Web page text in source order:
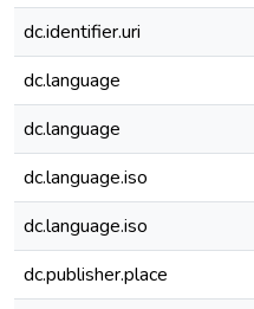
dc.identifier.uri
dc.language
dc.language
dc.language.iso
dc.language.iso
dc.publisher.place